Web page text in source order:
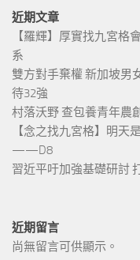
近期文章
【羅輝】厚實找九宮
系
雙方對手棄權 新加坡男
待32強
村落沃野 查包養青年農
【念之找九宮格】明
——D8
習近平吁加強基礎研討
近期留言
尚無留言可供顯示。